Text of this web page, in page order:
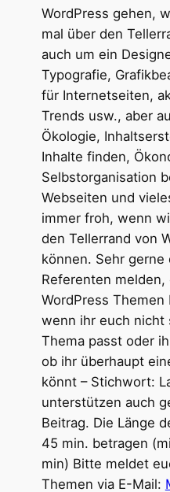
WordPress gehen,
mal über den
auch um ein
Typografie,
für Internetseiten,
Trends usw., aber
Ökologie,
Inhalte finden,
Selbstorganisation
Webseiten und
immer froh, wenn
den Tellerrand von
können. Sehr
Referenten
WordPress
wenn ihr euch nicht
Thema passt oder
ob ihr überhaupt
könnt – Stichwort:
unterstützen auch
Beitrag. Die Länge
45 min. betragen
min) Bitte meldet
Themen via E-Mail: